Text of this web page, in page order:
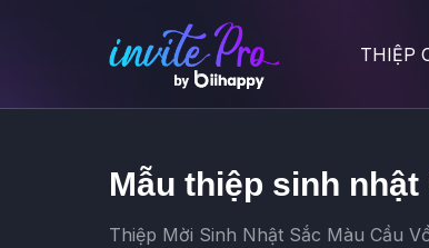
THIỆP
Mẫu thiệp sinh nhật
Thiệp Mời Sinh Nhật Sắc Màu Cầu